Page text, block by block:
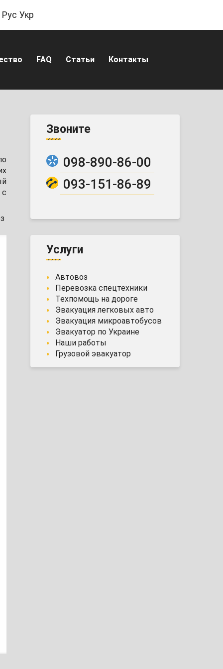
Рус Укр
FAQ Статьи Контакты
Звоните
098-890-86-00
093-151-86-89
Услуги
Автовоз
Перевозка спецтехники
Техпомощь на дороге
Эвакуация легковых авто
Эвакуация микроавтобусов
Эвакуатор по Украине
Наши работы
Грузовой эвакуатор